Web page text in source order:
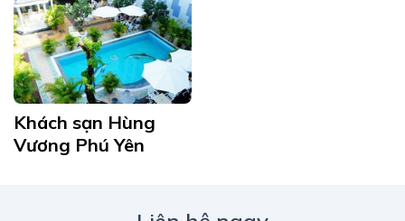
Khách sạn Hùng
Vương Phú Yên